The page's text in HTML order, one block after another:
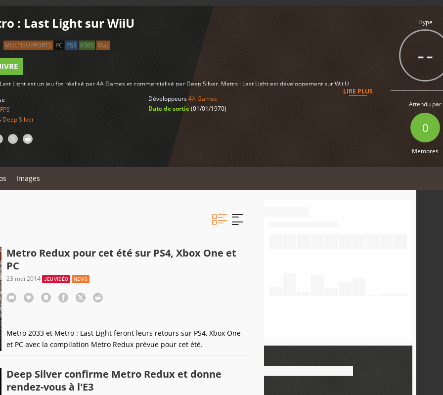
: Last Light sur WiiU
MULTISUPPORTS PC PS3 X360 Mac
Light est un jeu fps réalisé par 4A Games et commercialisé par Deep Silver. Metro : Last Light est développement sur Wii U
LIRE PLUS
FPS
Deep Silver
Développeurs4A Games
Date de sortie(01/01/1970)
Hype
--
Attendu par
0
Membres
Images
Metro Redux pour cet été sur PS4, Xbox One et
PC
23 mai 2014 JEU VIDÉO NEWS
Metro 2033 et Metro : Last Light feront leurs retours sur PS4, Xbox One
et PC avec la compilation Metro Redux prévue pour cet été.
Deep Silver confirme Metro Redux et donne
rendez-vous à l'E3